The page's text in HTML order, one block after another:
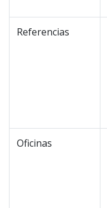
Referencias
Oficinas